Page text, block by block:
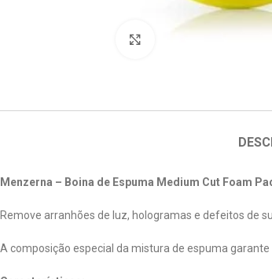
Menzerna – Boina de Espuma Medium Cut Foam
Remove arranhões de luz, hologramas e defeitos de
A composição especial da mistura de espuma